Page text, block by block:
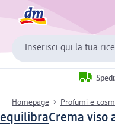
Inserisci qui la tua
Homepage Profumi e
equilibraCrema viso